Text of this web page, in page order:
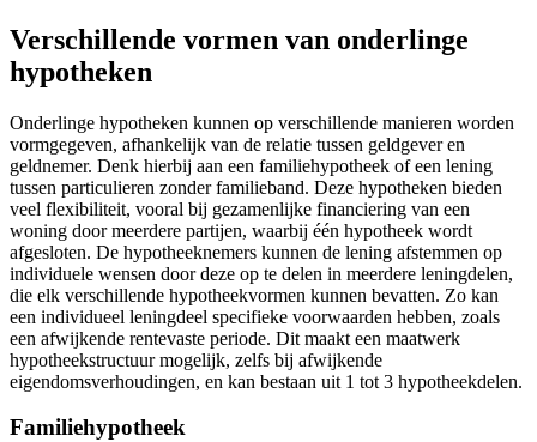
Verschillende vormen van onderlinge
hypotheken
Onderlinge hypotheken kunnen op verschillende manieren worden
vormgegeven, afhankelijk van de relatie tussen geldgever en
geldnemer. Denk hierbij aan een familiehypotheek of een lening
tussen particulieren zonder familieband. Deze hypotheken bieden
veel flexibiliteit, vooral bij gezamenlijke financiering van een
woning door meerdere partijen, waarbij één hypotheek wordt
afgesloten. De hypotheeknemers kunnen de lening afstemmen op
individuele wensen door deze op te delen in meerdere leningdelen,
die elk verschillende hypotheekvormen kunnen bevatten. Zo kan
een individueel leningdeel specifieke voorwaarden hebben, zoals
een afwijkende rentevaste periode. Dit maakt een maatwerk
hypotheekstructuur mogelijk, zelfs bij afwijkende
eigendomsverhoudingen, en kan bestaan uit 1 tot 3 hypotheekdelen.
Familiehypotheek